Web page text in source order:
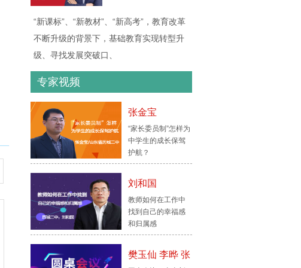
“新课标”、“新教材”、“新高考”，教育改革
不断升级的背景下，基础教育实现转型升
级、寻找发展突破口、
专家视频
张金宝
“家长委员制”怎样为
中学生的成长保驾
护航？
刘和国
教师如何在工作中
找到自己的幸福感
和归属感
樊玉仙 李晔 张